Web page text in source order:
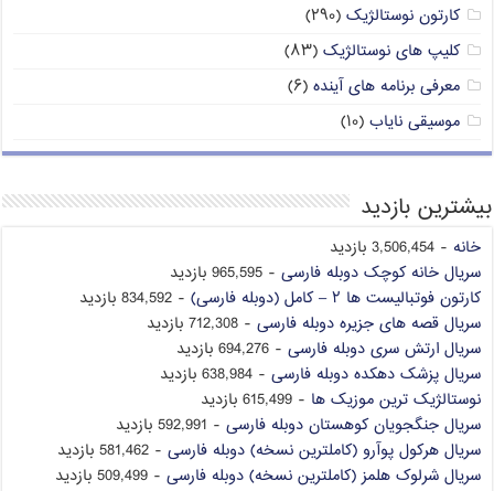
کارتون نوستالژیک (۲۹۰)
کلیپ های نوستالژیک (۸۳)
معرفی برنامه های آینده (۶)
موسیقی نایاب (۱۰)
بیشترین بازدید
خانه - 3,506,454 بازدید
سریال خانه کوچک دوبله فارسی - 965,595 بازدید
کارتون فوتبالیست ها ۲ – کامل (دوبله فارسی)
- 834,592 بازدید
سریال قصه های جزیره دوبله فارسی - 712,308 بازدید
سریال ارتش سری دوبله فارسی - 694,276 بازدید
سریال پزشک دهکده دوبله فارسی - 638,984 بازدید
نوستالژیک ترین موزیک ها - 615,499 بازدید
سریال جنگجویان کوهستان دوبله فارسی - 592,991 بازدید
سریال هرکول پوآرو (کاملترین نسخه) دوبله فارسی - 581,462 بازدید
سریال شرلوک هلمز (کاملترین نسخه) دوبله فارسی - 509,499 بازدید